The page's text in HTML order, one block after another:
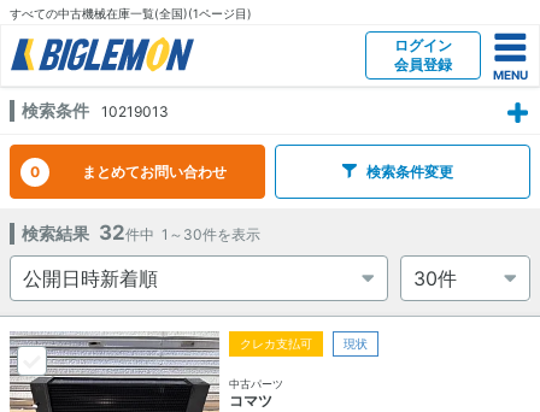
すべての中古機械在庫一覧(全国)(1ページ目)
ログイン
会員登録
検索条件 10219013
0 まとめてお問い合わせ 検索条件変更
検索結果 32件中 1～30件を表示
クレカ支払可 現状
中古パーツ
コマツ